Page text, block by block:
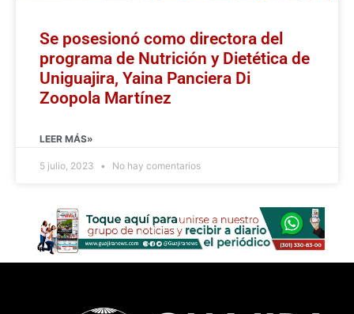
Se posesionó como directora del
programa de Nutrición y Dietética de
Uniguajira, Yaina Panciera Di
Zoopola Martínez
LEER MÁS»
5 julio, 2023 No hay comentarios